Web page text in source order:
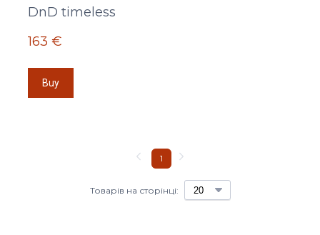
DnD timeless
163 €
Buy
Товарів на сторінці:
1